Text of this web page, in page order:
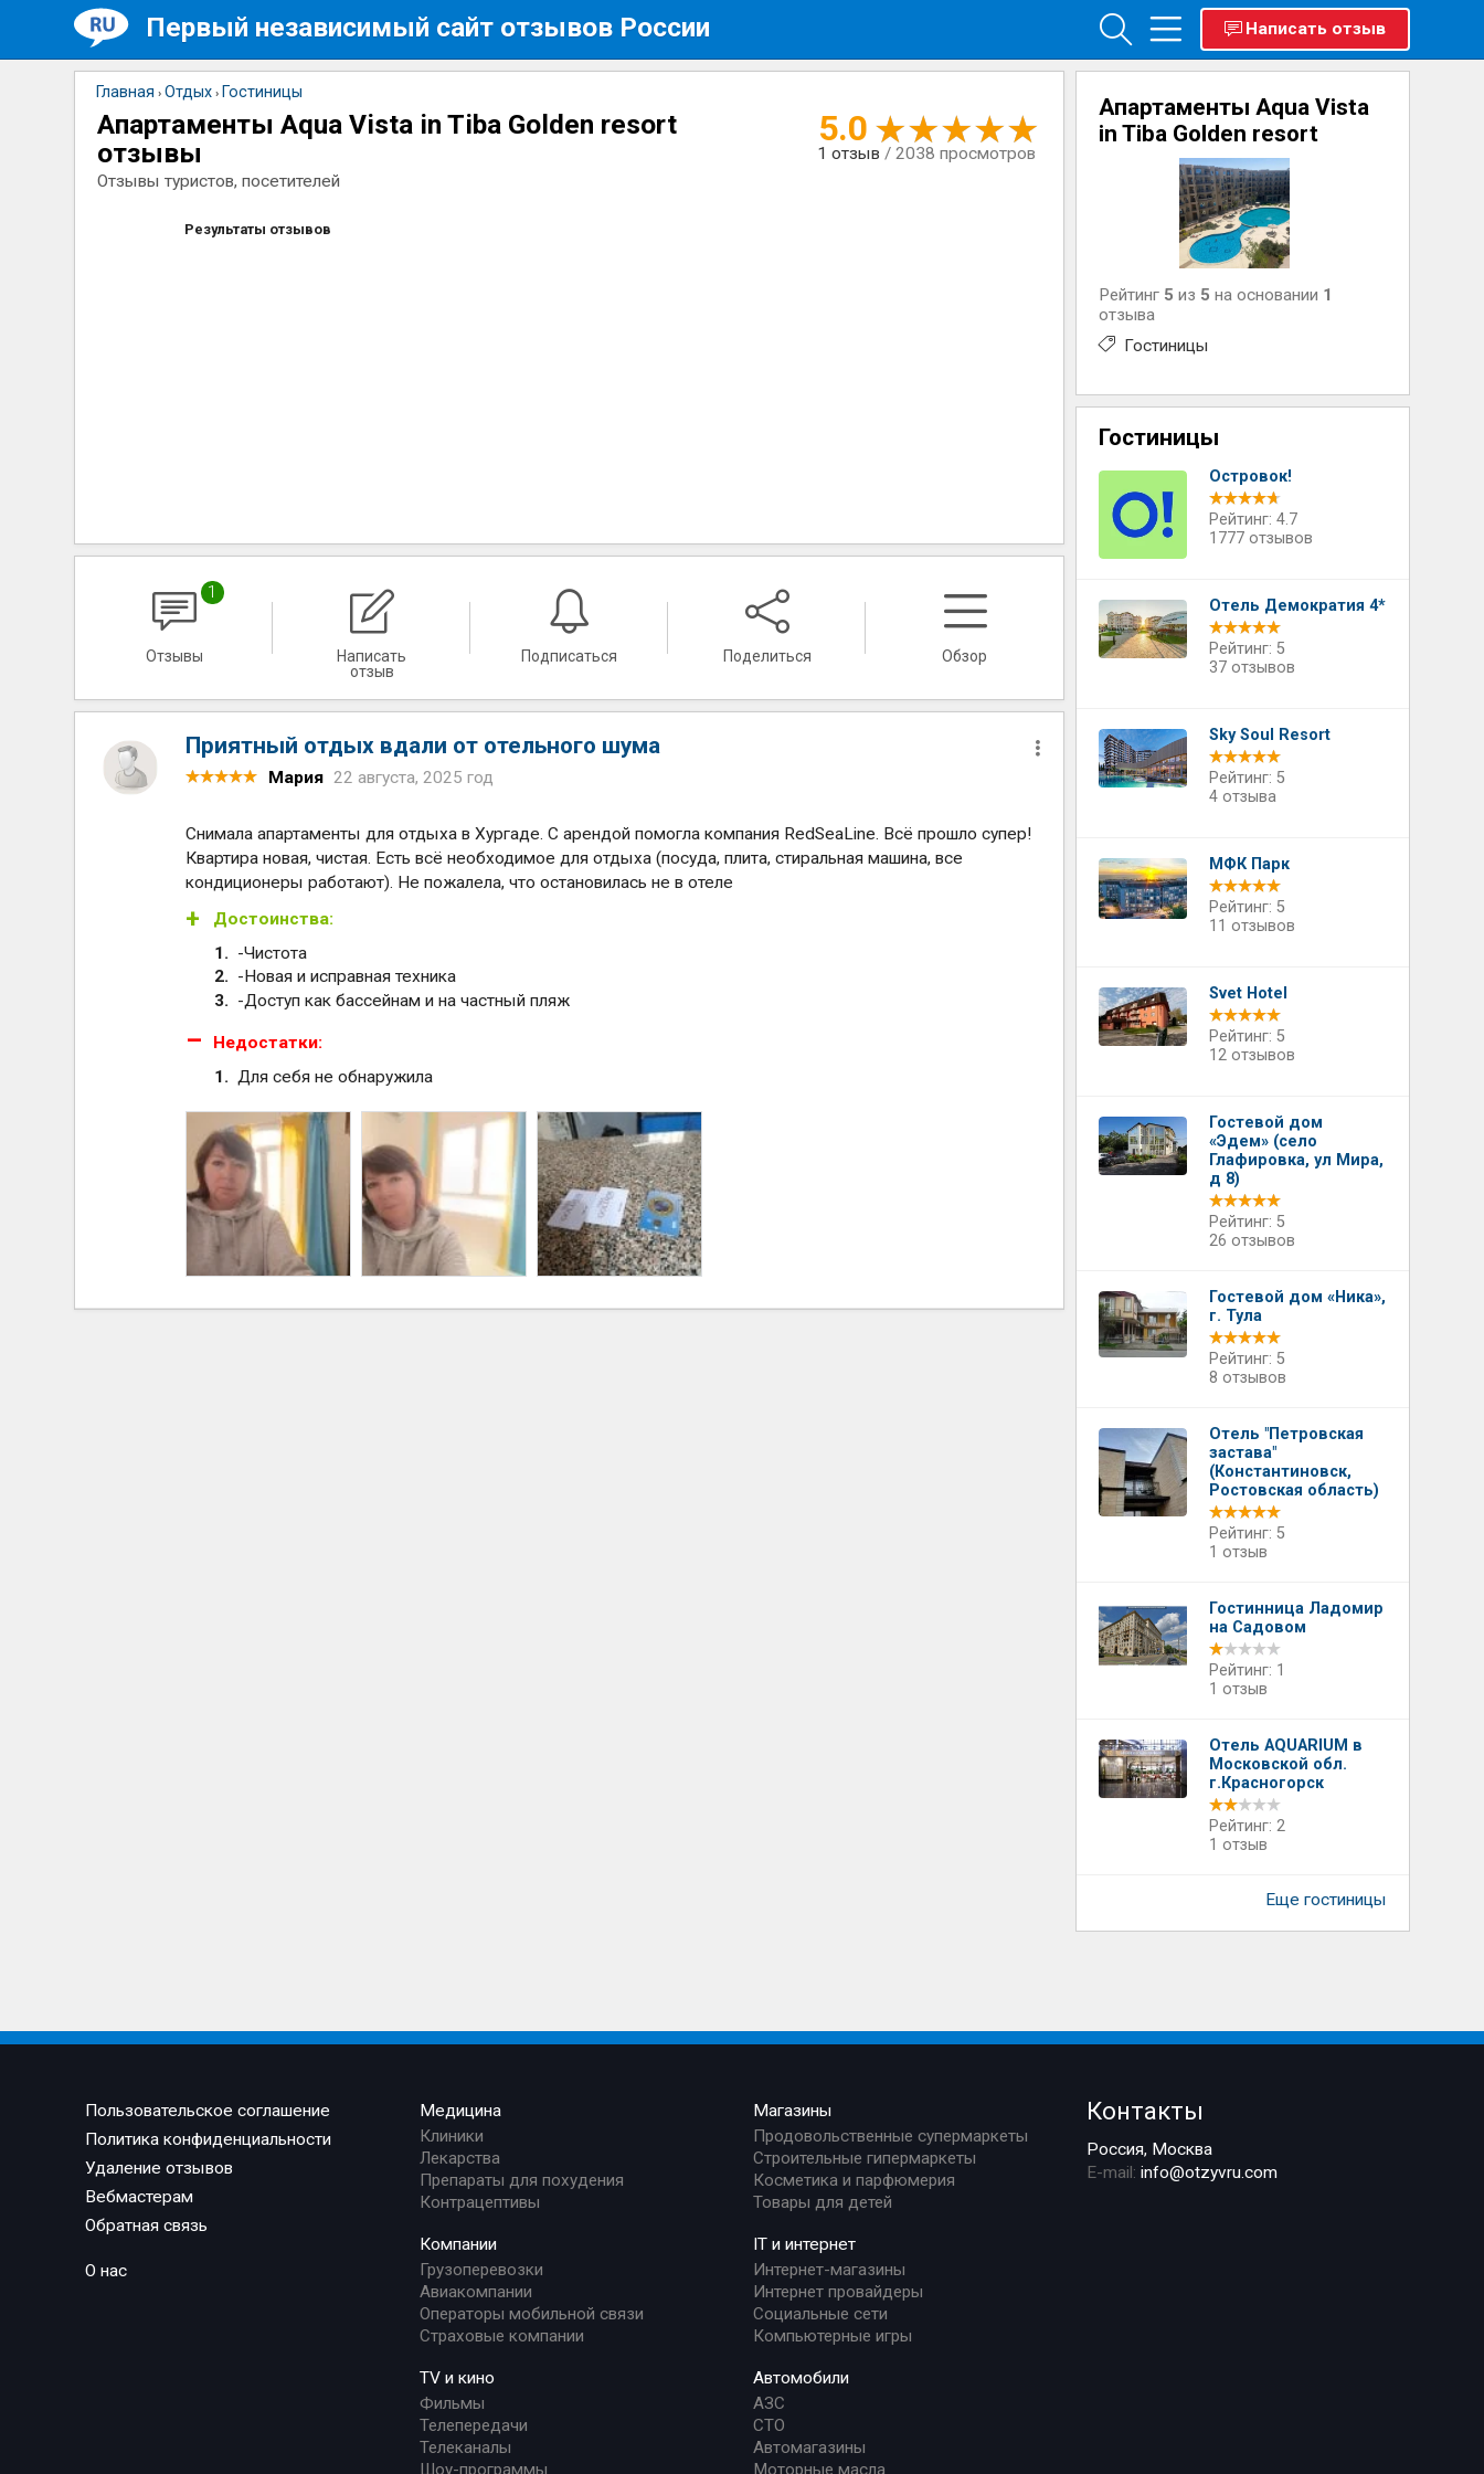
Первый независимый сайт отзывов России Написать отзыв
Главная ›Отдых › Гостиницы
Апартаменты Aqua Vista in Tiba Golden resort
отзывы
Отзывы туристов, посетителей
5.0
1 отзыв/ 2038 просмотров
Результаты отзывов
1
Отзывы
Написать
отзыв
Подписаться Поделиться Обзор
Приятный отдых вдали от отельного шума
Мария 22 августа, 2025 год
Снимала апартаменты для отдыха в Хургаде. С арендой помогла компания RedSeaLine. Всё прошло супер!
Квартира новая, чистая. Есть всё необходимое для отдыха (посуда, плита, стиральная машина, все
кондиционеры работают). Не пожалела, что остановилась не в отеле
Достоинства:
-Чистота
-Новая и исправная техника
-Доступ как бассейнам и на частный пляж
Недостатки:
Для себя не обнаружила
Апартаменты Aqua Vista
in Tiba Golden resort
Рейтинг 5 из 5 на основании 1
отзыва
Гостиницы
Гостиницы
Островок!
Рейтинг: 4.7
1777 отзывов
Отель Демократия 4*
Рейтинг: 5
37 отзывов
Sky Soul Resort
Рейтинг: 5
4 отзыва
МФК Парк
Рейтинг: 5
11 отзывов
Svet Hotel
Рейтинг: 5
12 отзывов
Гостевой дом
«Эдем» (село
Глафировка, ул Мира,
д 8)
Рейтинг: 5
26 отзывов
Гостевой дом «Ника»,
г. Тула
Рейтинг: 5
8 отзывов
Отель "Петровская
застава"
(Константиновск,
Ростовская область)
Рейтинг: 5
1 отзыв
Гостинница Ладомир
на Садовом
Рейтинг: 1
1 отзыв
Отель AQUARIUM в
Московской обл.
г.Красногорск
Рейтинг: 2
1 отзыв
Еще гостиницы
Пользовательское соглашение
Политика конфиденциальности
Удаление отзывов
Вебмастерам
Обратная связь
О нас
Медицина
Клиники
Лекарства
Препараты для похудения
Контрацептивы
Компании
Грузоперевозки
Авиакомпании
Операторы мобильной связи
Страховые компании
TV и кино
Фильмы
Телепередачи
Телеканалы
Шоу-программы
Магазины
Продовольственные супермаркеты
Строительные гипермаркеты
Косметика и парфюмерия
Товары для детей
IT и интернет
Интернет-магазины
Интернет провайдеры
Социальные сети
Компьютерные игры
Автомобили
АЗС
СТО
Автомагазины
Моторные масла
Контакты
Россия, Москва
E-mail:info@otzyvru.com